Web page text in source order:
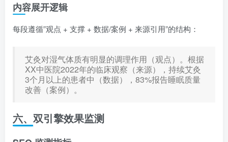
内容展开逻辑
每段遵循”观点 + 支撑 + 数据/案例 + 来源引用”的结构：
艾灸对湿气体质有明显的调理作用（观点）。根据
XX中医院2022年的临床观察（来源），持续艾灸
3个月以上的患者中（数据），83%报告睡眠质量
改善（案例）。
六、双引擎效果监测